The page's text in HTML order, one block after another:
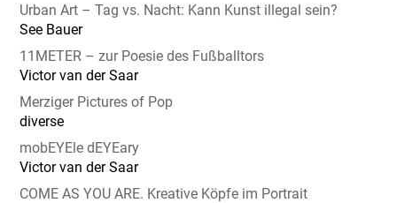
Urban Art – Tag vs. Nacht: Kann Kunst illegal sein?
See Bauer
11METER – zur Poesie des Fußballtors
Victor van der Saar
Merziger Pictures of Pop
diverse
mobEYEle dEYEary
Victor van der Saar
COME AS YOU ARE. Kreative Köpfe im Portrait